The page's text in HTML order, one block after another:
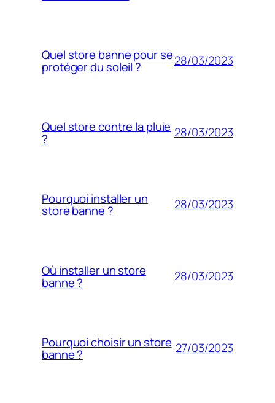
Quel store banne pour se
protéger du soleil ? 28/03/2023
Quel store contre la pluie
? 28/03/2023
Pourquoi installer un
store banne ? 28/03/2023
Où installer un store
banne ? 28/03/2023
Pourquoi choisir un store
banne ? 27/03/2023